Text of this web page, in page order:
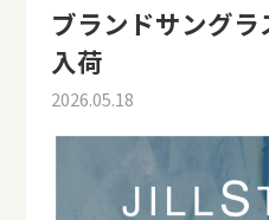
ブランドサング
入荷
2026.05.18